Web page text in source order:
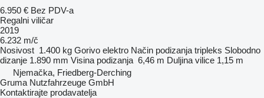
6.950 € Bez PDV-a
Regalni viličar
2019
6.232 m/č
Nosivost 1.400 kg Gorivo elektro Način podizanja tripleks Slobodno
dizanje 1.890 mm Visina podizanja 6,46 m Duljina vilice 1,15 m
Njemačka, Friedberg-Derching
Gruma Nutzfahrzeuge GmbH
Kontaktirajte prodavatelja